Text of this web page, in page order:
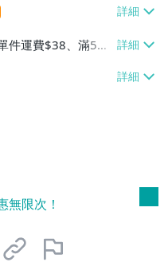
件運費$38、滿5件
、7-ELEVEN取貨
富取貨付款【單件
滿$1298免運
運費$120、滿5件
無限次！